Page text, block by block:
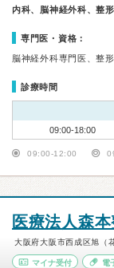
内科、脳神経外科、整
専門医・資格：
脳神経外科専門医、整
診療時間
09:00-18:00
09:00-12:00
医療法人森
大阪府大阪市西成区旭（
マイナ受付 電